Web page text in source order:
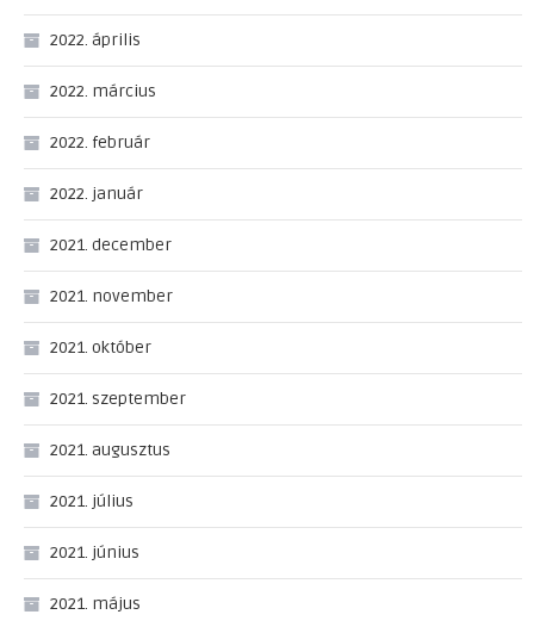
2022. április
2022. március
2022. február
2022. január
2021. december
2021. november
2021. október
2021. szeptember
2021. augusztus
2021. július
2021. június
2021. május